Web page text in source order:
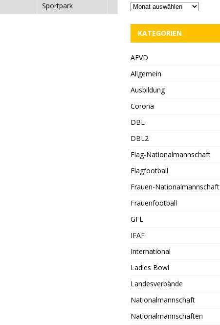
Sportpark
KATEGORIEN
AFVD
Allgemein
Ausbildung
Corona
DBL
DBL2
Flag-Nationalmannschaft
Flagfootball
Frauen-Nationalmannschaft
Frauenfootball
GFL
IFAF
International
Ladies Bowl
Landesverbände
Nationalmannschaft
Nationalmannschaften